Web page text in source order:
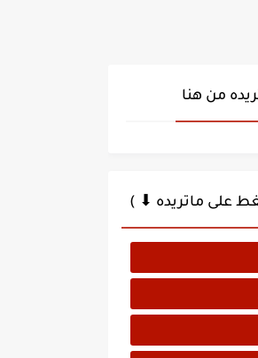
من هنا
على ماتريده ⬇ )